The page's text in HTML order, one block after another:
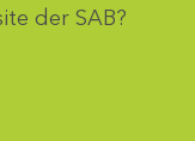
der SAB?